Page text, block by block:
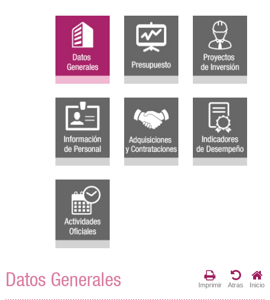
Datos Generales Imprimir Atras Inicio